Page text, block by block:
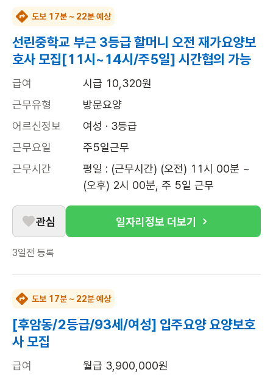
도보 17분 ~ 22분 예상
선린중학교 부근 3등급 할머니 오전 재가요양보
호사 모집[11시~14시/주5일] 시간협의 가능
급여
시급 10,320원
근무유형
방문요양
어르신정보
여성 · 3등급
근무요일
주5일근무
근무시간
평일 : (근무시간) (오전) 11시 00분 ~
(오후) 2시 00분, 주 5일 근무
관심 일자리정보 더보기
3일전 등록
도보 17분 ~ 22분 예상
[후암동/2등급/93세/여성] 입주요양 요양보호
사 모집
급여 월급 3,900,000원